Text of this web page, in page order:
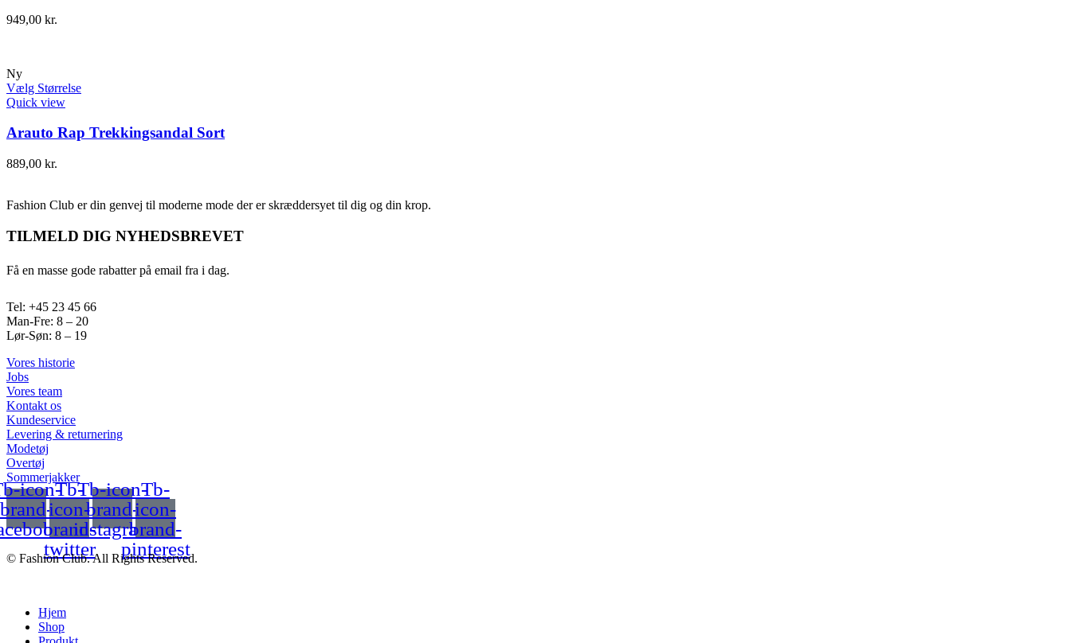
949,00 kr.
Ny
Vælg Størrelse
Quick view
Arauto Rap Trekkingsandal Sort
889,00 kr.
Fashion Club er din genvej til moderne mode der er skræddersyet til dig og din krop.
TILMELD DIG NYHEDSBREVET
Få en masse gode rabatter på email fra i dag.
Tel: +45 23 45 66
Man-Fre: 8 – 20
Lør-Søn: 8 – 19
Vores historie
Jobs
Vores team
Kontakt os
Kundeservice
Levering & returnering
Modetøj
Overtøj
Sommerjakker
icon-
brand-
Tb-
icon-
brand-
twitter
Tb-icon-
brand-
instagram
Tb-
icon-
brand-
pinterest
© Fashion Club. All Rights Reserved.
Hjem
Shop